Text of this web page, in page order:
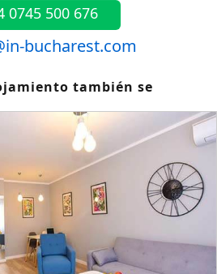
0745 500 676
bucharest.com
también se